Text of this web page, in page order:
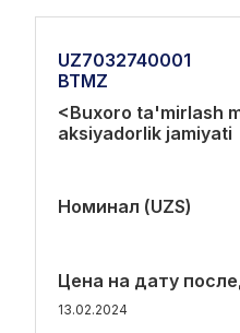
UZ7032740001
BTMZ
<Buxoro ta'mirlash
aksiyadorlik jamiyati
Номинал (UZS)
Цена на дату
13.02.2024